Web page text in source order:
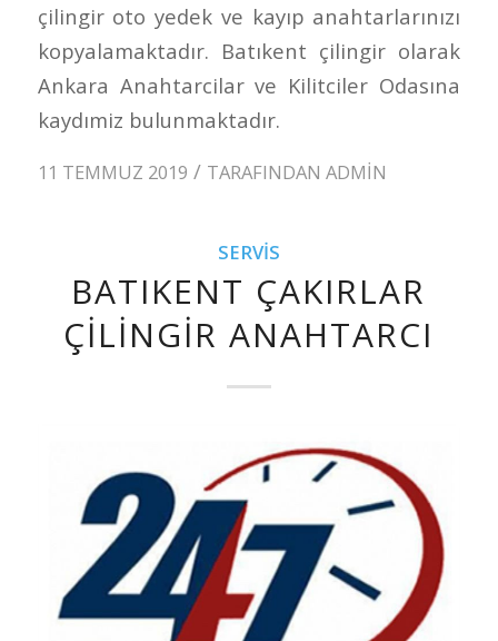
çilingir oto yedek ve kayıp anahtarlarınızı
kopyalamaktadır. Batıkent çilingir olarak
Ankara Anahtarcilar ve Kilitciler Odasına
kaydımiz bulunmaktadır.
11 TEMMUZ 2019 / TARAFINDAN ADMIN
SERVIS
BATIKENT ÇAKIRLAR
ÇILINGIR ANAHTARCI